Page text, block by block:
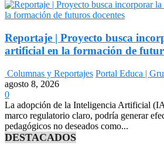
Reportaje | Proyecto busca
artificial en la formación de
Columnas y Reportajes Portal Educa |
agosto 8, 2026
0
La adopción de la Inteligencia Artificial
marco regulatorio claro, podría generar
pedagógicos no deseados como...
DESTACADOS